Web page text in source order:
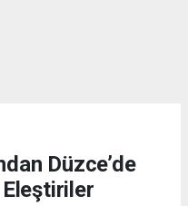
Düzce’de